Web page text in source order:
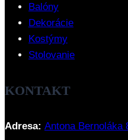
Balóny
Dekorácie
Kostýmy
Stolovanie
KONTAKT
Adresa: Antona Bernoláka